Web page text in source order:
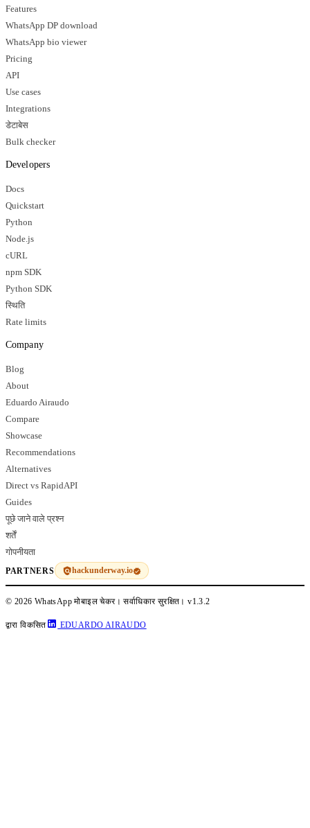
Features
WhatsApp DP download
WhatsApp bio viewer
Pricing
API
Use cases
Integrations
डेटाबेस
Bulk checker
Developers
Docs
Quickstart
Python
Node.js
cURL
npm SDK
Python SDK
स्थिति
Rate limits
Company
Blog
About
Eduardo Airaudo
Compare
Showcase
Recommendations
Alternatives
Direct vs RapidAPI
Guides
पूछे जाने वाले प्रश्न
शर्तें
गोपनीयता
PARTNERS hackunderway.io
© 2026 WhatsApp मोबाइल चेकर। सर्वाधिकार सुरक्षित।v1.3.2
द्वारा विकसित EDUARDO AIRAUDO